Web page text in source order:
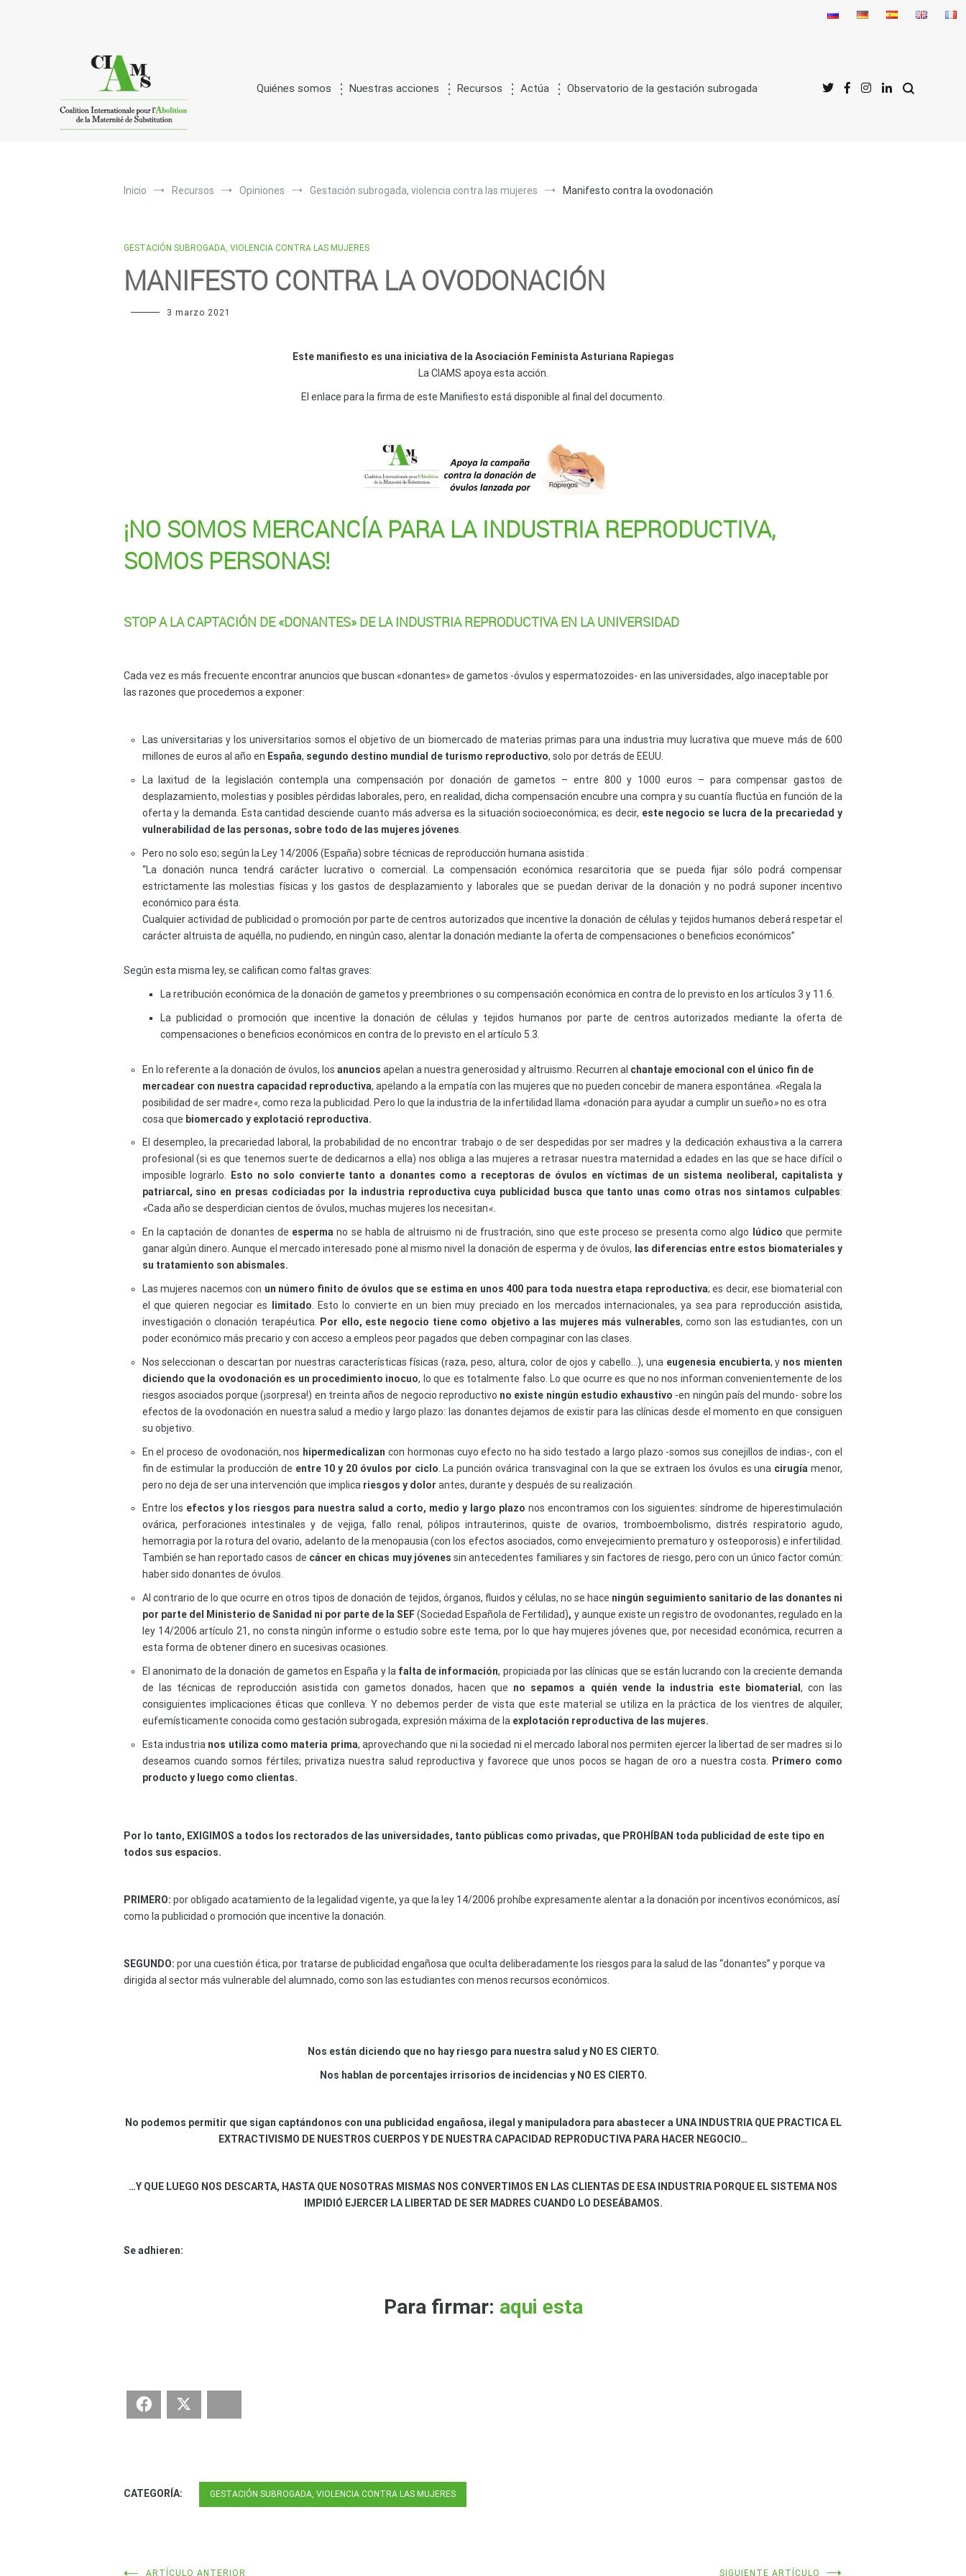
Quiénes somos Nuestras acciones Recursos Actúa Observatorio de la gestación subrogada
Inicio Recursos Opiniones Gestación subrogada, violencia contra las mujeres Manifesto contra la ovodonación
GESTACIÓN SUBROGADA, VIOLENCIA CONTRA LAS MUJERES
MANIFESTO CONTRA LA OVODONACIÓN
3 marzo 2021
Este manifiesto es una iniciativa de la Asociación Feminista Asturiana Rapiegas
La CIAMS apoya esta acción.
El enlace para la firma de este Manifiesto está disponible al final del documento.
¡NO SOMOS MERCANCÍA PARA LA INDUSTRIA REPRODUCTIVA,
SOMOS PERSONAS!
STOP A LA CAPTACIÓN DE «DONANTES» DE LA INDUSTRIA REPRODUCTIVA EN LA UNIVERSIDAD
Cada vez es más frecuente encontrar anuncios que buscan «donantes» de gametos -óvulos y espermatozoides- en las universidades, algo inaceptable por
las razones que procedemos a exponer:
Las universitarias y los universitarios somos el objetivo de un biomercado de materias primas para una industria muy lucrativa que mueve más de 600
millones de euros al año en España, segundo destino mundial de turismo reproductivo, solo por detrás de EEUU.
La laxitud de la legislación contempla una compensación por donación de gametos – entre 800 y 1000 euros – para compensar gastos de
desplazamiento, molestias y posibles pérdidas laborales, pero, en realidad, dicha compensación encubre una compra y su cuantía fluctúa en función de la
oferta y la demanda. Esta cantidad desciende cuanto más adversa es la situación socioeconómica; es decir, este negocio se lucra de la precariedad y
vulnerabilidad de las personas, sobre todo de las mujeres jóvenes
Pero no solo eso; según la Ley 14/2006 (España) sobre técnicas de reproducción humana asistida :
“La donación nunca tendrá carácter lucrativo o comercial. La compensación económica resarcitoria que se pueda fijar sólo podrá compensar
estrictamente las molestias físicas y los gastos de desplazamiento y laborales que se puedan derivar de la donación y no podrá suponer incentivo
económico para ésta.
Cualquier actividad de publicidad o promoción por parte de centros autorizados que incentive la donación de células y tejidos humanos deberá respetar el
carácter altruista de aquélla, no pudiendo, en ningún caso, alentar la donación mediante la oferta de compensaciones o beneficios económicos”
Según esta misma ley, se califican como faltas graves:
La retribución económica de la donación de gametos y preembriones o su compensación económica en contra de lo previsto en los artículos 3 y 11.6.
La publicidad o promoción que incentive la donación de células y tejidos humanos por parte de centros autorizados mediante la oferta de
compensaciones o beneficios económicos en contra de lo previsto en el artículo 5.3.
En lo referente a la donación de óvulos, los anuncios apelan a nuestra generosidad y altruismo. Recurren al chantaje emocional con el único fin de
mercadear con nuestra capacidad reproductiva, apelando a la empatía con las mujeres que no pueden concebir de manera espontánea. «Regala la
posibilidad de ser madre«,como reza la publicidad. Pero lo que la industria de la infertilidad llama «donación para ayudar a cumplir un sueño»no es otra
cosa que biomercado y explotació reproductiva.
El desempleo, la precariedad laboral, la probabilidad de no encontrar trabajo o de ser despedidas por ser madres y la dedicación exhaustiva a la carrera
profesional (si es que tenemos suerte de dedicarnos a ella) nos obliga a las mujeres a retrasar nuestra maternidad a edades en las que se hace difícil o
imposible lograrlo.
Esto no solo convierte tanto a donantes como a receptoras de óvulos en víctimas de un sistema neoliberal, capitalista y
patriarcal, sino en presas codiciadas por la industria reproductiva cuya publicidad busca que tanto unas como otras nos sintamos culpables:
«Cada año se desperdician cientos de óvulos, muchas mujeres los necesitan«.
En la captación de donantes de espermano se habla de altruismo ni de frustración, sino que este proceso se presenta como algo lúdico que permite
ganar algún dinero. Aunque el mercado interesado pone al mismo nivel la donación de esperma y de óvulos, las diferencias entre estos biomateriales y
su tratamiento son abismales.
Las mujeres nacemos con un número finito de óvulos que se estima en unos 400 para toda nuestra etapa reproductiva; es decir, ese biomaterial con
el que quieren negociar es
limitado . Esto lo convierte en un bien muy preciado en los mercados internacionales, ya sea para reproducción asistida,
investigación o clonación terapéutica.
Por ello, este negocio tiene como objetivo a las mujeres más vulnerables, como son las estudiantes, con un
poder económico más precario y con acceso a empleos peor pagados que deben compaginar con las clases.
Nos seleccionan o descartan por nuestras características físicas (raza, peso, altura, color de ojos y cabello…), una eugenesia encubierta, y nos mienten
diciendo que la ovodonación es un procedimiento inocuo, lo que es totalmente falso. Lo que ocurre es que no nos informan convenientemente de los
riesgos asociados porque (¡sorpresa!) en treinta años de negocio reproductivo no existe ningún estudio exhaustivo -en ningún país del mundo- sobre los
efectos de la ovodonación en nuestra salud a medio y largo plazo: las donantes dejamos de existir para las clínicas desde el momento en que consiguen
su objetivo.
En el proceso de ovodonación, nos hipermedicalizan con hormonas cuyo efecto no ha sido testado a largo plazo -somos sus conejillos de indias-, con el
fin de estimular la producción de entre 10 y 20 óvulos por ciclo . La punción ovárica transvaginal con la que se extraen los óvulos es una cirugíamenor,
pero no deja de ser una intervención que implica riesgos y dolor antes, durante y después de su realización.
Entre los efectos y los riesgos para nuestra salud a corto, medio y largo plazonos encontramos con los siguientes: síndrome de hiperestimulación
ovárica, perforaciones intestinales y de vejiga, fallo renal, pólipos intrauterinos, quiste de ovarios, tromboembolismo, distrés respiratorio agudo,
hemorragia por la rotura del ovario, adelanto de la menopausia (con los efectos asociados, como envejecimiento prematuro y osteoporosis) e infertilidad.
También se han reportado casos de cáncer en chicas muy jóvenessin antecedentes familiares y sin factores de riesgo, pero con un único factor común:
haber sido donantes de óvulos.
Al contrario de lo que ocurre en otros tipos de donación de tejidos, órganos, fluidos y células, no se hace ningún seguimiento sanitario de las donantes ni
por parte del Ministerio de Sanidad ni por parte de la SEF(Sociedad Española de Fertilidad), y aunque existe un registro de ovodonantes, regulado en la
ley 14/2006 artículo 21, no consta ningún informe o estudio sobre este tema, por lo que hay mujeres jóvenes que, por necesidad económica, recurren a
esta forma de obtener dinero en sucesivas ocasiones.
El anonimato de la donación de gametos en España y la falta de información, propiciada por las clínicas que se están lucrando con la creciente demanda
de las técnicas de reproducción asistida con gametos donados, hacen que no sepamos a quién vende la industria este biomaterial , con las
consiguientes implicaciones éticas que conlleva. Y no debemos perder de vista que este material se utiliza en la práctica de los vientres de alquiler,
eufemísticamente conocida como gestación subrogada, expresión máxima de la explotación reproductiva de las mujeres.
Esta industria nos utiliza como materia prima, aprovechando que ni la sociedad ni el mercado laboral nos permiten ejercer la libertad de ser madres si lo
deseamos cuando somos fértiles; privatiza nuestra salud reproductiva y favorece que unos pocos se hagan de oro a nuestra costa.
Primero como
producto y luego como clientas.
Por lo tanto, EXIGIMOS a todos los rectorados de las universidades, tanto públicas como privadas, que PROHÍBAN toda publicidad de este tipo en
todos sus espacios.
PRIMERO: por obligado acatamiento de la legalidad vigente, ya que la ley 14/2006 prohíbe expresamente alentar a la donación por incentivos económicos, así
como la publicidad o promoción que incentive la donación.
SEGUNDO: por una cuestión ética, por tratarse de publicidad engañosa que oculta deliberadamente los riesgos para la salud de las “donantes” y porque va
dirigida al sector más vulnerable del alumnado, como son las estudiantes con menos recursos económicos.
Nos están diciendo que no hay riesgo para nuestra salud y NO ES CIERTO.
Nos hablan de porcentajes irrisorios de incidencias y NO ES CIERTO.
No podemos permitir que sigan captándonos con una publicidad engañosa, ilegal y manipuladora para abastecer a UNA INDUSTRIA QUE PRACTICA EL
EXTRACTIVISMO DE NUESTROS CUERPOS Y DE NUESTRA CAPACIDAD REPRODUCTIVA PARA HACER NEGOCIO…
…Y QUE LUEGO NOS DESCARTA, HASTA QUE NOSOTRAS MISMAS NOS CONVERTIMOS EN LAS CLIENTAS DE ESA INDUSTRIA PORQUE EL SISTEMA NOS
IMPIDIÓ EJERCER LA LIBERTAD DE SER MADRES CUANDO LO DESEÁBAMOS.
Se adhieren:
Para firmar: aqui esta
Facebook
CATEGORÍA: GESTACIÓN SUBROGADA, VIOLENCIA CONTRA LAS MUJERES
ARTÍCULO ANTERIOR SIGUIENTE ARTÍCULO